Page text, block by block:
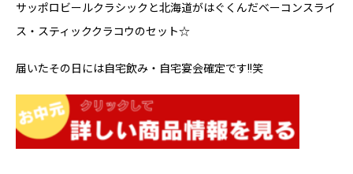
サッポロビールクラシックと北海道がはぐくんだベーコンスライ
ス・スティッククラコウのセット☆
届いたその日には自宅飲み・自宅宴会確定です!!笑